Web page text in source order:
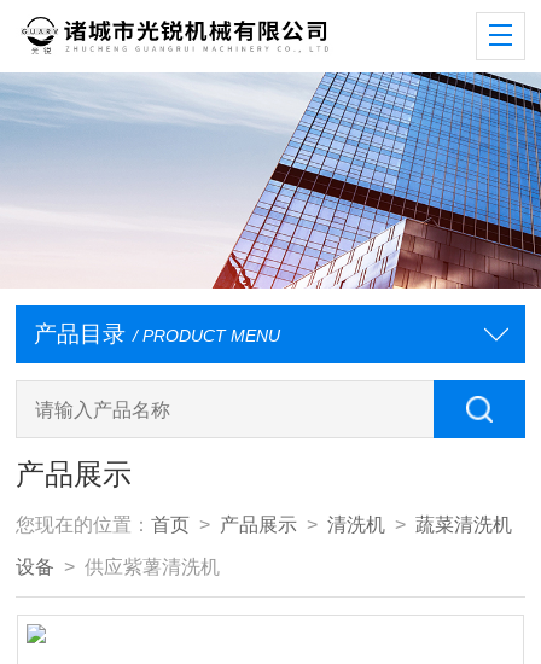
产品目录 / PRODUCT MENU
产品展示
您现在的位置：首页 > 产品展示 >清洗机 >蔬菜清洗机
设备 > 供应紫薯清洗机